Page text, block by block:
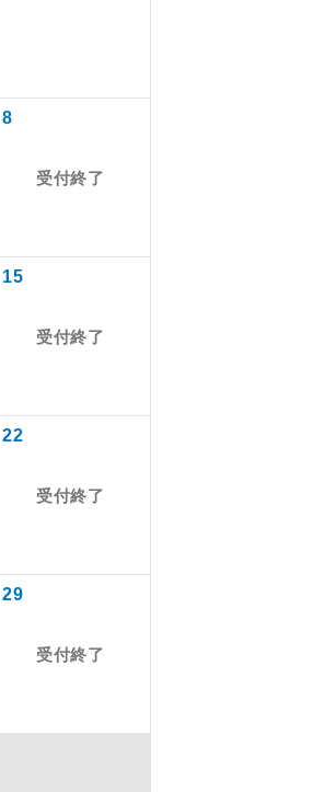
8
受付終了
15
受付終了
22
受付終了
29
受付終了